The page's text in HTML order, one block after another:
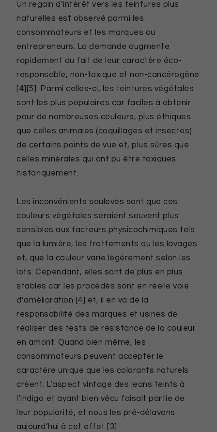
Un regain d’intérêt vers les teintures plus
naturelles est observé parmi les
consommateurs et les marques ou
entrepreneurs. La demande augmente
rapidement du fait de leur caractère éco-
responsable, non-toxique et non-cancérogène
[4][5]. Parmi celles-ci, les teintures végétales
sont les plus populaires car faciles à obtenir
pour de nombreuses couleurs, plus éthiques
que celles animales (coquillages et insectes)
de certains points de vue et, plus sûres que
celles minérales qui ont pu être toxiques
historiquement.
Les inconvénients soulevés sont que ces
couleurs végétales seraient souvent plus
sensibles aux facteurs physicochimiques tels
que la lumière, les frottements ou les lavages
et, que la couleur varie légèrement selon les
lots. Cependant, elles sont de plus en plus
stables car les procédés sont en réelle voie
d’amélioration [4] et, il en va de la
responsabilité des marques et usines de
réaliser des tests de résistance de la couleur
en amont. Quand bien même, les
consommateurs peuvent accepter le
caractère unique que les colorants naturels
créent. L’aspect vintage des jeans teints à
l’indigo et ayant bien vécu faisait partie de
leur popularité, et nous les pré-délavons
aujourd’hui à cet effet [3].